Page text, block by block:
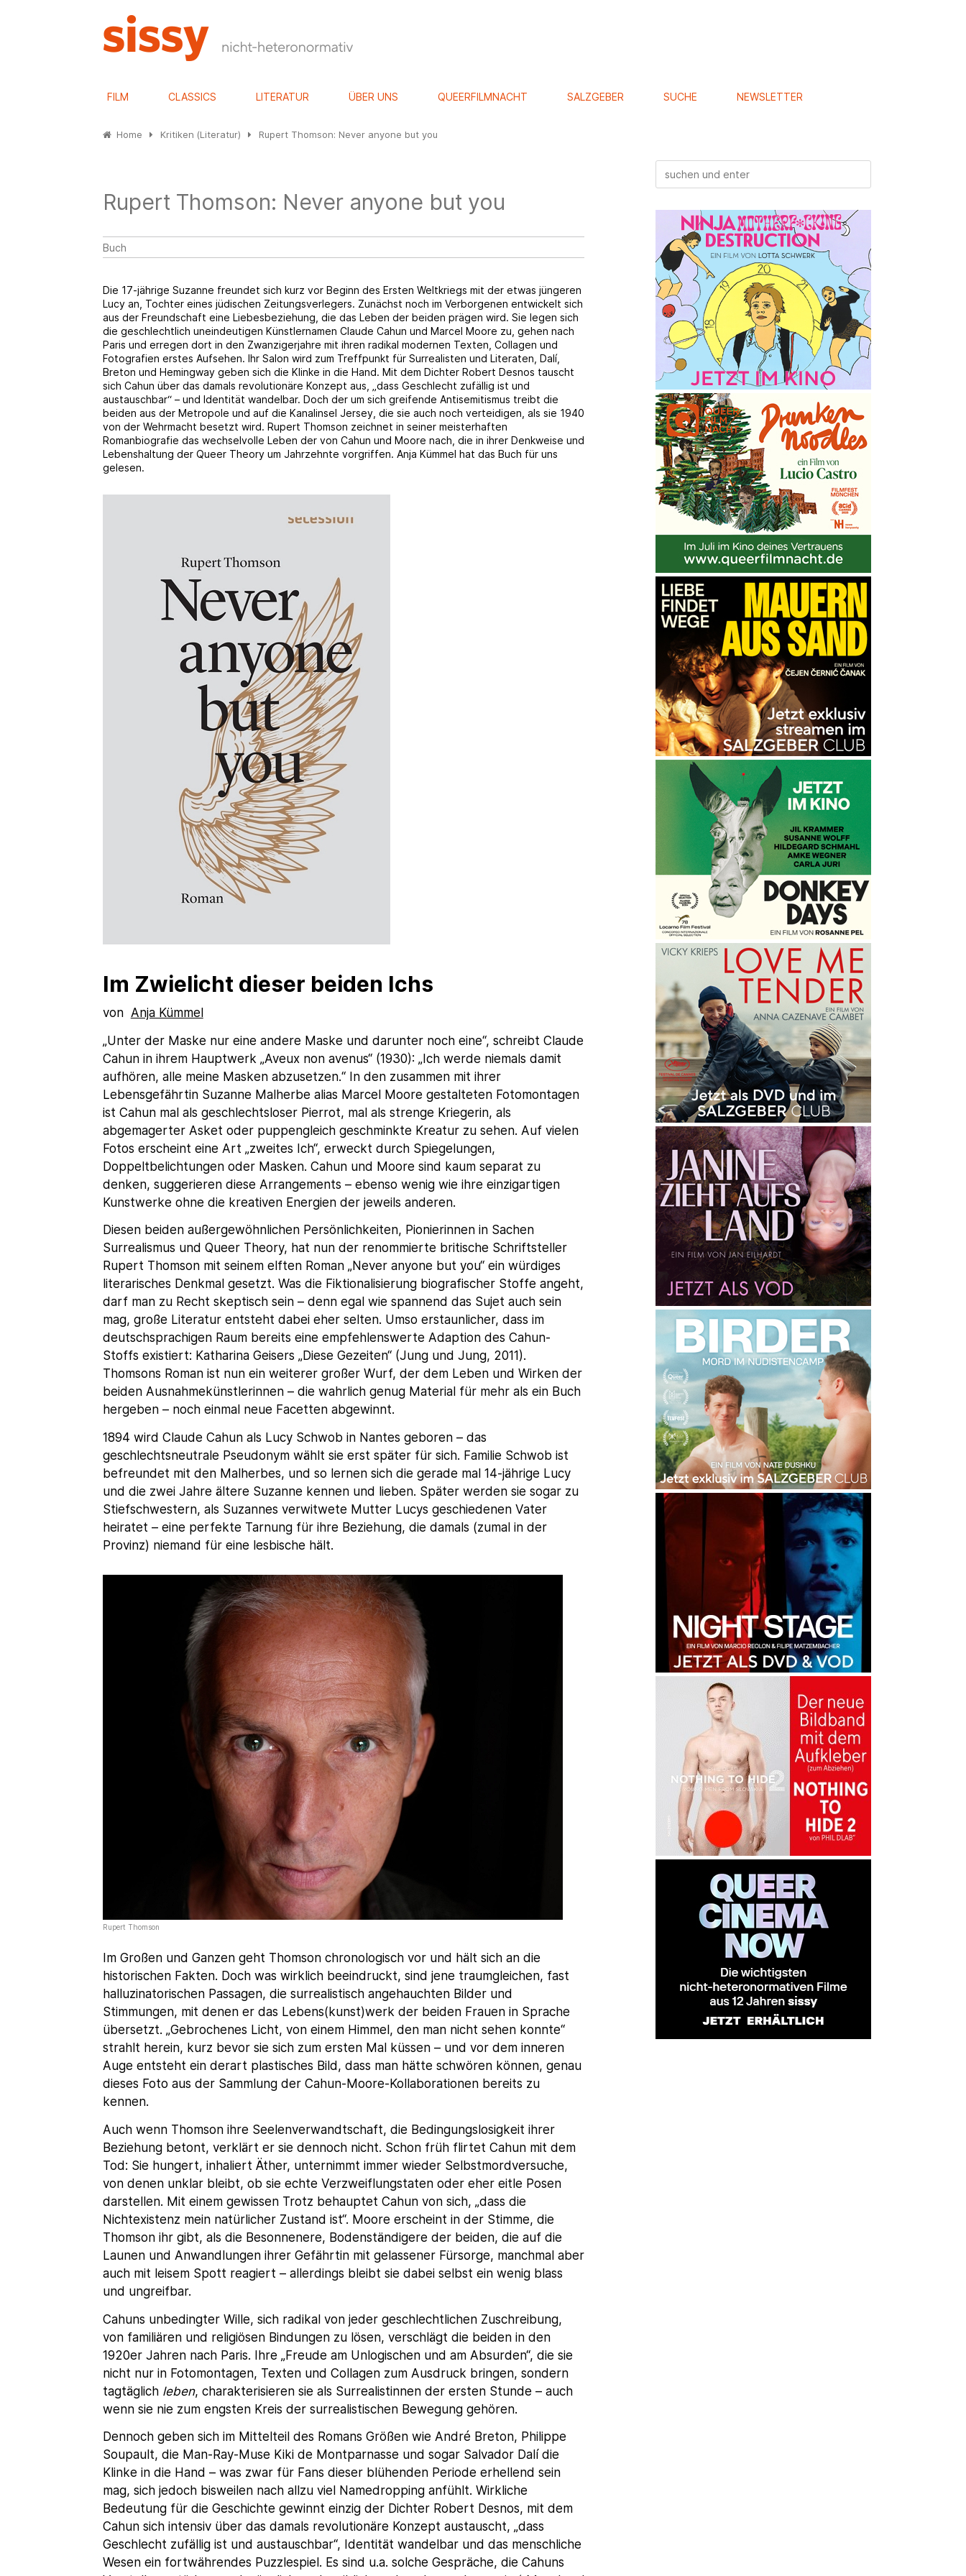
FILM CLASSICS LITERATUR ÜBER UNS QUEERFILMNACHT SALZGEBER SUCHE NEWSLETTER
Home Kritiken (Literatur) Rupert Thomson: Never anyone but you
Rupert Thomson: Never anyone but you
Buch
Die 17-jährige Suzanne freundet sich kurz vor Beginn des Ersten Weltkriegs mit der etwas jüngeren
Lucy an, Tochter eines jüdischen Zeitungsverlegers. Zunächst noch im Verborgenen entwickelt sich
aus der Freundschaft eine Liebesbeziehung, die das Leben der beiden prägen wird. Sie legen sich
die geschlechtlich uneindeutigen Künstlernamen Claude Cahun und Marcel Moore zu, gehen nach
Paris und erregen dort in den Zwanzigerjahre mit ihren radikal modernen Texten, Collagen und
Fotografien erstes Aufsehen. Ihr Salon wird zum Treffpunkt für Surrealisten und Literaten, Dalí,
Breton und Hemingway geben sich die Klinke in die Hand. Mit dem Dichter Robert Desnos tauscht
sich Cahun über das damals revolutionäre Konzept aus, „dass Geschlecht zufällig ist und
austauschbar“ – und Identität wandelbar. Doch der um sich greifende Antisemitismus treibt die
beiden aus der Metropole und auf die Kanalinsel Jersey, die sie auch noch verteidigen, als sie 1940
von der Wehrmacht besetzt wird. Rupert Thomson zeichnet in seiner meisterhaften
Romanbiografie das wechselvolle Leben der von Cahun und Moore nach, die in ihrer Denkweise und
Lebenshaltung der Queer Theory um Jahrzehnte vorgriffen. Anja Kümmel hat das Buch für uns
gelesen.
Im Zwielicht dieser beiden Ichs
von Anja Kümmel
„Unter der Maske nur eine andere Maske und darunter noch eine“, schreibt Claude
Cahun in ihrem Hauptwerk „Aveux non avenus“ (1930): „Ich werde niemals damit
aufhören, alle meine Masken abzusetzen.“ In den zusammen mit ihrer
Lebensgefährtin Suzanne Malherbe alias Marcel Moore gestalteten Fotomontagen
ist Cahun mal als geschlechtsloser Pierrot, mal als strenge Kriegerin, als
abgemagerter Asket oder puppengleich geschminkte Kreatur zu sehen. Auf vielen
Fotos erscheint eine Art „zweites Ich“, erweckt durch Spiegelungen,
Doppeltbelichtungen oder Masken. Cahun und Moore sind kaum separat zu
denken, suggerieren diese Arrangements – ebenso wenig wie ihre einzigartigen
Kunstwerke ohne die kreativen Energien der jeweils anderen.
Diesen beiden außergewöhnlichen Persönlichkeiten, Pionierinnen in Sachen
Surrealismus und Queer Theory, hat nun der renommierte britische Schriftsteller
Rupert Thomson mit seinem elften Roman „Never anyone but you“ ein würdiges
literarisches Denkmal gesetzt. Was die Fiktionalisierung biografischer Stoffe angeht,
darf man zu Recht skeptisch sein – denn egal wie spannend das Sujet auch sein
mag, große Literatur entsteht dabei eher selten. Umso erstaunlicher, dass im
deutschsprachigen Raum bereits eine empfehlenswerte Adaption des Cahun-
Stoffs existiert: Katharina Geisers „Diese Gezeiten“ (Jung und Jung, 2011).
Thomsons Roman ist nun ein weiterer großer Wurf, der dem Leben und Wirken der
beiden Ausnahmekünstlerinnen – die wahrlich genug Material für mehr als ein Buch
hergeben – noch einmal neue Facetten abgewinnt.
1894 wird Claude Cahun als Lucy Schwob in Nantes geboren – das
geschlechtsneutrale Pseudonym wählt sie erst später für sich. Familie Schwob ist
befreundet mit den Malherbes, und so lernen sich die gerade mal 14-jährige Lucy
und die zwei Jahre ältere Suzanne kennen und lieben. Später werden sie sogar zu
Stiefschwestern, als Suzannes verwitwete Mutter Lucys geschiedenen Vater
heiratet – eine perfekte Tarnung für ihre Beziehung, die damals (zumal in der
Provinz) niemand für eine lesbische hält.
Rupert Thomson
Im Großen und Ganzen geht Thomson chronologisch vor und hält sich an die
historischen Fakten. Doch was wirklich beeindruckt, sind jene traumgleichen, fast
halluzinatorischen Passagen, die surrealistisch angehauchten Bilder und
Stimmungen, mit denen er das Lebens(kunst)werk der beiden Frauen in Sprache
übersetzt. „Gebrochenes Licht, von einem Himmel, den man nicht sehen konnte“
strahlt herein, kurz bevor sie sich zum ersten Mal küssen – und vor dem inneren
Auge entsteht ein derart plastisches Bild, dass man hätte schwören können, genau
dieses Foto aus der Sammlung der Cahun-Moore-Kollaborationen bereits zu
kennen.
Auch wenn Thomson ihre Seelenverwandtschaft, die Bedingungslosigkeit ihrer
Beziehung betont, verklärt er sie dennoch nicht. Schon früh flirtet Cahun mit dem
Tod: Sie hungert, inhaliert Äther, unternimmt immer wieder Selbstmordversuche,
von denen unklar bleibt, ob sie echte Verzweiflungstaten oder eher eitle Posen
darstellen. Mit einem gewissen Trotz behauptet Cahun von sich, „dass die
Nichtexistenz mein natürlicher Zustand ist“. Moore erscheint in der Stimme, die
Thomson ihr gibt, als die Besonnenere, Bodenständigere der beiden, die auf die
Launen und Anwandlungen ihrer Gefährtin mit gelassener Fürsorge, manchmal aber
auch mit leisem Spott reagiert – allerdings bleibt sie dabei selbst ein wenig blass
und ungreifbar.
Cahuns unbedingter Wille, sich radikal von jeder geschlechtlichen Zuschreibung,
von familiären und religiösen Bindungen zu lösen, verschlägt die beiden in den
1920er Jahren nach Paris. Ihre „Freude am Unlogischen und am Absurden“, die sie
nicht nur in Fotomontagen, Texten und Collagen zum Ausdruck bringen, sondern
tagtäglich leben, charakterisieren sie als Surrealistinnen der ersten Stunde – auch
wenn sie nie zum engsten Kreis der surrealistischen Bewegung gehören.
Dennoch geben sich im Mittelteil des Romans Größen wie André Breton, Philippe
Soupault, die Man-Ray-Muse Kiki de Montparnasse und sogar Salvador Dalí die
Klinke in die Hand – was zwar für Fans dieser blühenden Periode erhellend sein
mag, sich jedoch bisweilen nach allzu viel Namedropping anfühlt. Wirkliche
Bedeutung für die Geschichte gewinnt einzig der Dichter Robert Desnos, mit dem
Cahun sich intensiv über das damals revolutionäre Konzept austauscht, „dass
Geschlecht zufällig ist und austauschbar“, Identität wandelbar und das menschliche
Wesen ein fortwährendes Puzzlespiel. Es sind u.a. solche Gespräche, die Cahuns